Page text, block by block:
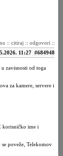
:: citiraj :: odgovori ::
11:27 #684948
zavisnosti od toga
za kamere, servere i
korisničko ime i
poveže, Telekomov